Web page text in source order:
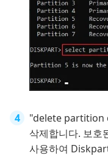
"delete partition
삭제합니다. 보호
사용하여